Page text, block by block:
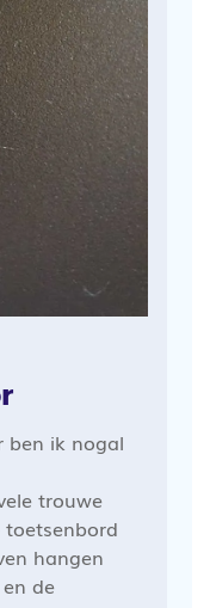
ben ik nogal
trouwe
hangen
de